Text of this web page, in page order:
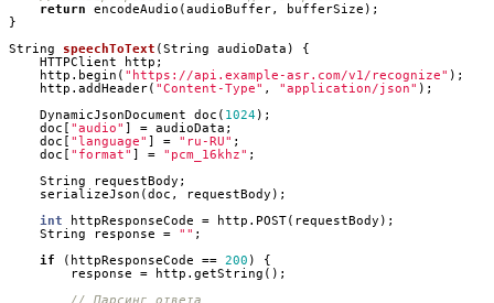
return
encodeAudio (audioBuffer, bufferSize );
}
String
speechToText (String audioData )
{
HTTPClient
http ;
http . begin ( "https://api.example-asr.com/v1/recognize" );
http . addHeader( "Content-Type" , "application/json" );
DynamicJsonDocument
doc ( 1024);
doc [ "audio" ] = audioData ;
doc [ "language" ] = "ru-RU" ;
doc [ "format" ] = "pcm_16khz" ;
String
requestBody ;
serializeJson (doc , requestBody );
int
httpResponseCode = http . POST( requestBody );
String
response = "" ;
if
( httpResponseCode == 200 )
{
response
= http . getString ();